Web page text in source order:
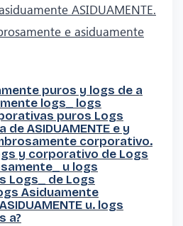
ASIDUAMENTE.
e asiduamente
puros y logs de a
logs_ logs
puros Logs
ASIDUAMENTE e y
corporativo.
y corporativo de Logs
u logs
Logs_ de Logs
Asiduamente
u. logs
a?